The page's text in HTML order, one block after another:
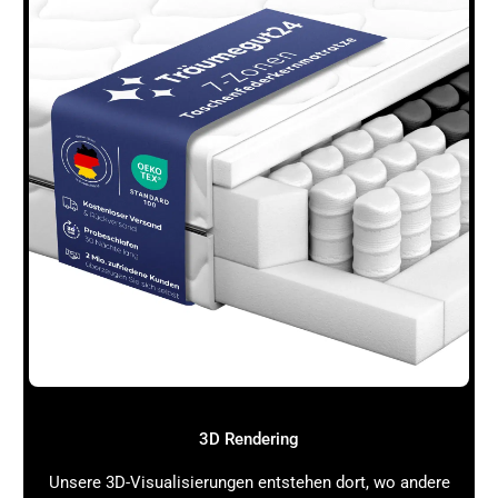
Neue wissenschaftliche Erkenntnisse
können zu kurzfristigen Anpassungen führen, was
Planungssicherheit erschwert.
Überregulierung:Kritiker bemängeln, dass manche
Anforderungen über das notwendige Maß
hinausgehen und Innovationen bremsen.
Duft & Allergene: CLP- und REACH-
Schnittstellen: Konkrete Schritte zur
Sicherstellung von Compliance
Stoffinventar erstellen:
Erfasse alle Aromastoffe
und Duftstoffe Deines Produkts inklusive relevanter
Allergene.
Stoffdatenmanagement etablieren:
Pflege alle
toxikologischen und allergologischen Daten
systematisch, um sie bei Bedarf schnell abrufen zu
eingesetzten Stoffe registrierungspflichtig sind und
Stoffbewertung durchführen:Analysiere die
3D Rendering
Unsere 3D-Visualisierungen entstehen dort, wo andere